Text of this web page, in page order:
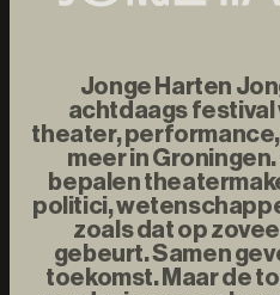
Jonge Harten
achtdaags festival
theater,
meer in
bepalen
politici,
zoals dat op
gebeurt. Samen
toekomst. Maar de